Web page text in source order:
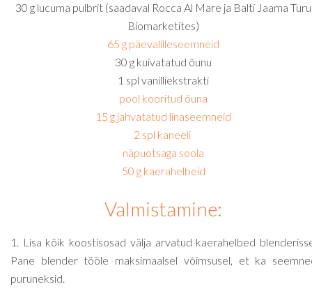
30 g lucuma pulbrit (saadaval Rocca Al Mare ja Balti Jaama Turu
Biomarketites)
65 g päevalilleseemneid
30 g kuivatatud õunu
1 spl vanilliekstrakti
pool kooritud õuna
15 g jahvatatud linaseemneid
2 spl kaneeli
näpuotsaga soola
50 g kaerahelbeid
Valmistamine:
1. Lisa kõik koostisosad välja arvatud kaerahelbed
Pane blender tööle maksimaalsel võimsusel, et ka
puruneksid.